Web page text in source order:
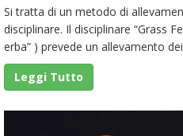
Si tratta di un metodo di
disciplinare. Il disciplinare “Grass
erba” ) prevede un allevamento
Leggi Tutto